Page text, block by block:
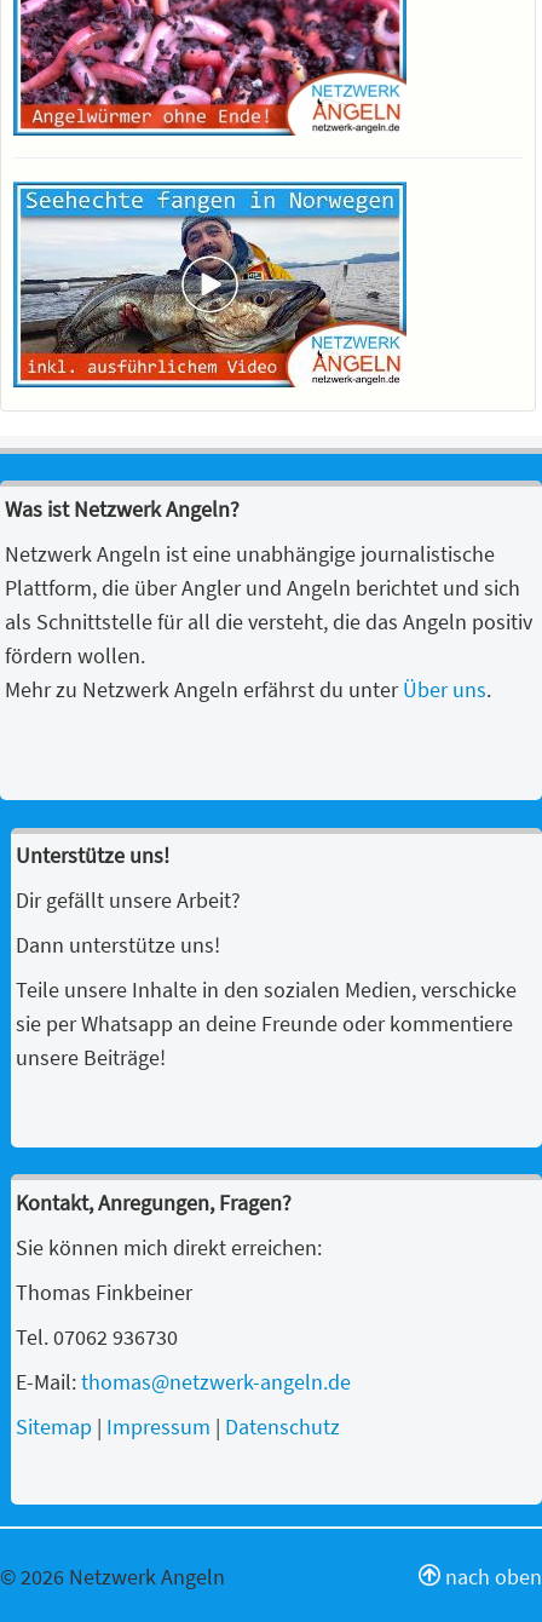
Was ist Netzwerk Angeln?
Netzwerk Angeln ist eine unabhängige journalistische
Plattform, die über Angler und Angeln berichtet und sich
als Schnittstelle für all die versteht, die das Angeln positiv
fördern wollen.
Mehr zu Netzwerk Angeln erfährst du unterÜber uns.
Unterstütze uns!
Dir gefällt unsere Arbeit?
Dann unterstütze uns!
Teile unsere Inhalte in den sozialen Medien, verschicke
sie per Whatsapp an deine Freunde oder kommentiere
unsere Beiträge!
Kontakt, Anregungen, Fragen?
Sie können mich direkt erreichen:
Thomas Finkbeiner
Tel. 07062 936730
E-Mail:thomas@netzwerk-angeln.de
Sitemap | Impressum | Datenschutz
nach oben
© 2026 Netzwerk Angeln